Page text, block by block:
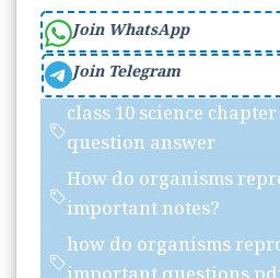
Join WhatsApp
Join Telegram
class 10 science
question answer
How do organisms
important notes?
how do organisms